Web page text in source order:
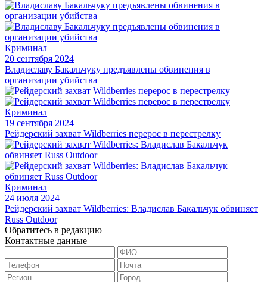
Криминал
20 сентября 2024
Владиславу Бакальчуку предъявлены обвинения в
организации убийства
Криминал
19 сентября 2024
Рейдерский захват Wildberries перерос в перестрелку
Криминал
24 июля 2024
Рейдерский захват Wildberries: Владислав Бакальчук обвиняет
Russ Outdoor
Обратитесь в редакцию
Контактные данные